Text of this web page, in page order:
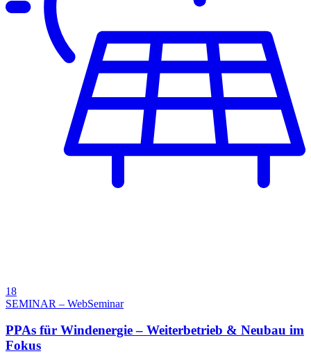
18
SEMINAR – WebSeminar
PPAs für Windenergie – Weiterbetrieb & Neubau im
Fokus